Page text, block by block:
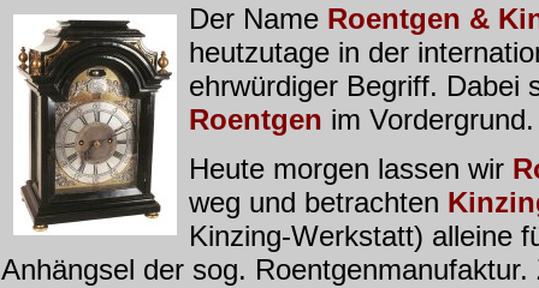
Der Name Roentgen &
heutzutage in der
ehrwürdiger Begriff. Dabei
Roentgen im
Heute morgen lassen wir
weg und betrachten
Kinzing-Werkstatt) alleine
Anhängsel der sog. Roentgenmanufaktur.